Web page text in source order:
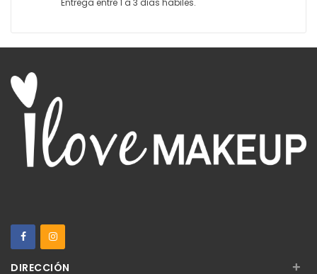
Entrega entre 1 a 3 dias habiles.
DIRECCIÓN +